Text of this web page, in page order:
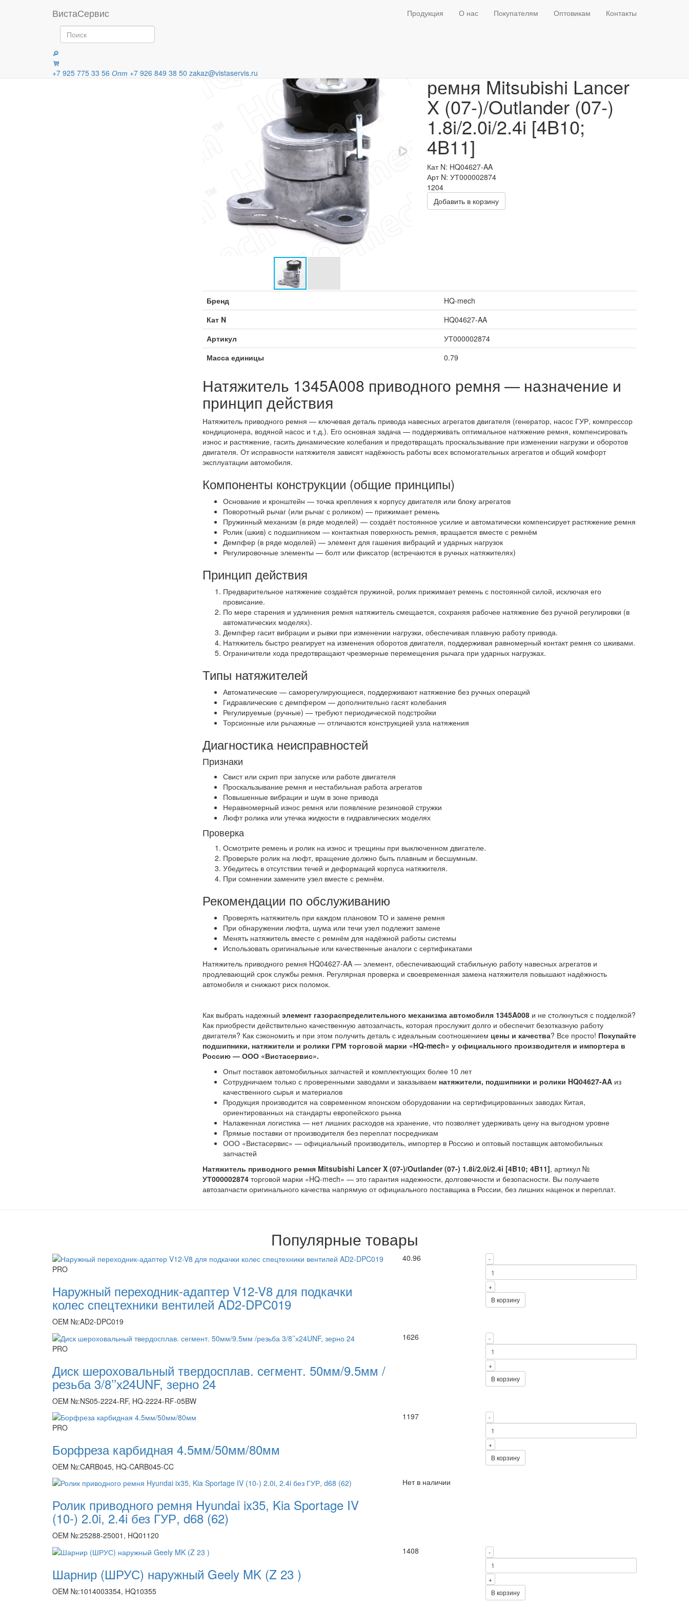
ВистаСервис Продукция О нас Покупателям Оптовикам Контакты
+7 925 775 33 56 Опт +7 926 849 38 50 zakaz@vistaservis.ru
Категории
ремня Mitsubishi Lancer
X (07-)/Outlander (07-)
1.8i/2.0i/2.4i [4B10;
4B11]
Кат N: HQ04627-AA
Арт N: УТ000002874
1204
Добавить в корзину
Бренд
HQ-mech
Кат N
HQ04627-AA
Артикул
УТ000002874
Масса единицы
0.79
Натяжитель 1345A008 приводного ремня — назначение и
принцип действия
Натяжитель приводного ремня — ключевая деталь привода навесных агрегатов двигателя (генератор, насос ГУР, компрессор
кондиционера, водяной насос и т.д.). Его основная задача — поддерживать оптимальное натяжение ремня, компенсировать
износ и растяжение, гасить динамические колебания и предотвращать проскальзывание при изменении нагрузки и оборотов
двигателя. От исправности натяжителя зависят надёжность работы всех вспомогательных агрегатов и общий комфорт
эксплуатации автомобиля.
Компоненты конструкции (общие принципы)
Основание и кронштейн — точка крепления к корпусу двигателя или блоку агрегатов
Поворотный рычаг (или рычаг с роликом) — прижимает ремень
Пружинный механизм (в ряде моделей) — создаёт постоянное усилие и автоматически компенсирует растяжение ремня
Ролик (шкив) с подшипником — контактная поверхность ремня, вращается вместе с ремнём
Демпфер (в ряде моделей) — элемент для гашения вибраций и ударных нагрузок
Регулировочные элементы — болт или фиксатор (встречаются в ручных натяжителях)
Принцип действия
Предварительное натяжение создаётся пружиной, ролик прижимает ремень с постоянной силой, исключая его
провисание.
По мере старения и удлинения ремня натяжитель смещается, сохраняя рабочее натяжение без ручной регулировки (в
автоматических моделях).
Демпфер гасит вибрации и рывки при изменении нагрузки, обеспечивая плавную работу привода.
Натяжитель быстро реагирует на изменения оборотов двигателя, поддерживая равномерный контакт ремня со шкивами.
Ограничители хода предотвращают чрезмерные перемещения рычага при ударных нагрузках.
Типы натяжителей
Автоматические — саморегулирующиеся, поддерживают натяжение без ручных операций
Гидравлические с демпфером — дополнительно гасят колебания
Регулируемые (ручные) — требуют периодической подстройки
Торсионные или рычажные — отличаются конструкцией узла натяжения
Диагностика неисправностей
Признаки
Свист или скрип при запуске или работе двигателя
Проскальзывание ремня и нестабильная работа агрегатов
Повышенные вибрации и шум в зоне привода
Неравномерный износ ремня или появление резиновой стружки
Люфт ролика или утечка жидкости в гидравлических моделях
Проверка
Осмотрите ремень и ролик на износ и трещины при выключенном двигателе.
Проверьте ролик на люфт, вращение должно быть плавным и бесшумным.
Убедитесь в отсутствии течей и деформаций корпуса натяжителя.
При сомнении замените узел вместе с ремнём.
Рекомендации по обслуживанию
Проверять натяжитель при каждом плановом ТО и замене ремня
При обнаружении люфта, шума или течи узел подлежит замене
Менять натяжитель вместе с ремнём для надёжной работы системы
Использовать оригинальные или качественные аналоги с сертификатами
Натяжитель приводного ремня HQ04627-AA — элемент, обеспечивающий стабильную работу навесных агрегатов и
продлевающий срок службы ремня. Регулярная проверка и своевременная замена натяжителя повышают надёжность
автомобиля и снижают риск поломок.
Как выбрать надежный элемент газораспределительного механизма автомобиля 1345A008и не столкнуться с подделкой?
Как приобрести действительно качественную автозапчасть, которая прослужит долго и обеспечит безотказную работу
двигателя? Как сэкономить и при этом получить деталь с идеальным соотношением цены и качества? Все просто! Покупайте
подшипники, натяжители и ролики ГРМ торговой марки «HQ-mech» у официального производителя и импортера в
Россию — ООО «Вистасервис».
Опыт поставок автомобильных запчастей и комплектующих более 10 лет
Сотрудничаем только с проверенными заводами и заказываем натяжители, подшипники и ролики HQ04627-AAиз
качественного сырья и материалов
Продукция производится на современном японском оборудовании на сертифицированных заводах Китая,
ориентированных на стандарты европейского рынка
Налаженная логистика — нет лишних расходов на хранение, что позволяет удерживать цену на выгодном уровне
Прямые поставки от производителя без переплат посредникам
ООО «Вистасервис» — официальный производитель, импортер в Россию и оптовый поставщик автомобильных
запчастей
Натяжитель приводного ремня Mitsubishi Lancer X (07-)/Outlander (07-) 1.8i/2.0i/2.4i [4B10; 4B11], артикул №
УТ000002874торговой марки «HQ-mech» — это гарантия надежности, долговечности и безопасности. Вы получаете
автозапчасти оригинального качества напрямую от официального поставщика в России, без лишних наценок и переплат.
Популярные товары
PRO
Наружный переходник-адаптер V12-V8 для подкачки
колес спецтехники вентилей AD2-DPC019
OEM №:AD2-DPC019
40.96 -
+
В корзину
PRO
Диск шероховальный твердосплав. сегмент. 50мм/9.5мм /
резьба 3/8’’х24UNF, зерно 24
OEM №:NS05-2224-RF, HQ-2224-RF-05BW
1626 -
+
В корзину
PRO
Борфреза карбидная 4.5мм/50мм/80мм
OEM №:CARB045, HQ-CARB045-CC
1197 -
+
В корзину
Ролик приводного ремня Hyundai ix35, Kia Sportage IV
(10-) 2.0i, 2.4i без ГУР, d68 (62)
OEM №:25288-25001, HQ01120
Нет в наличии
Шарнир (ШРУС) наружный Geely MK (Z 23 )
OEM №:1014003354, HQ10355
1408 -
+
В корзину